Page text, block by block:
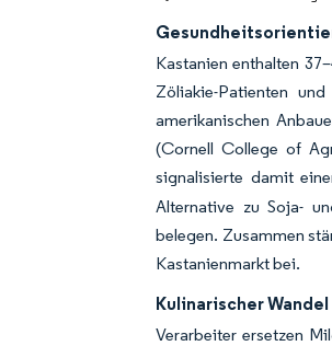
Kastanien enthalten
Zöliakie-Patienten
amerikanischen
(Cornell College of
signalisierte damit
Alternative zu Soja-
belegen. Zusammen
Kastanienmarkt bei.
Kulinarischer
Verarbeiter ersetzen